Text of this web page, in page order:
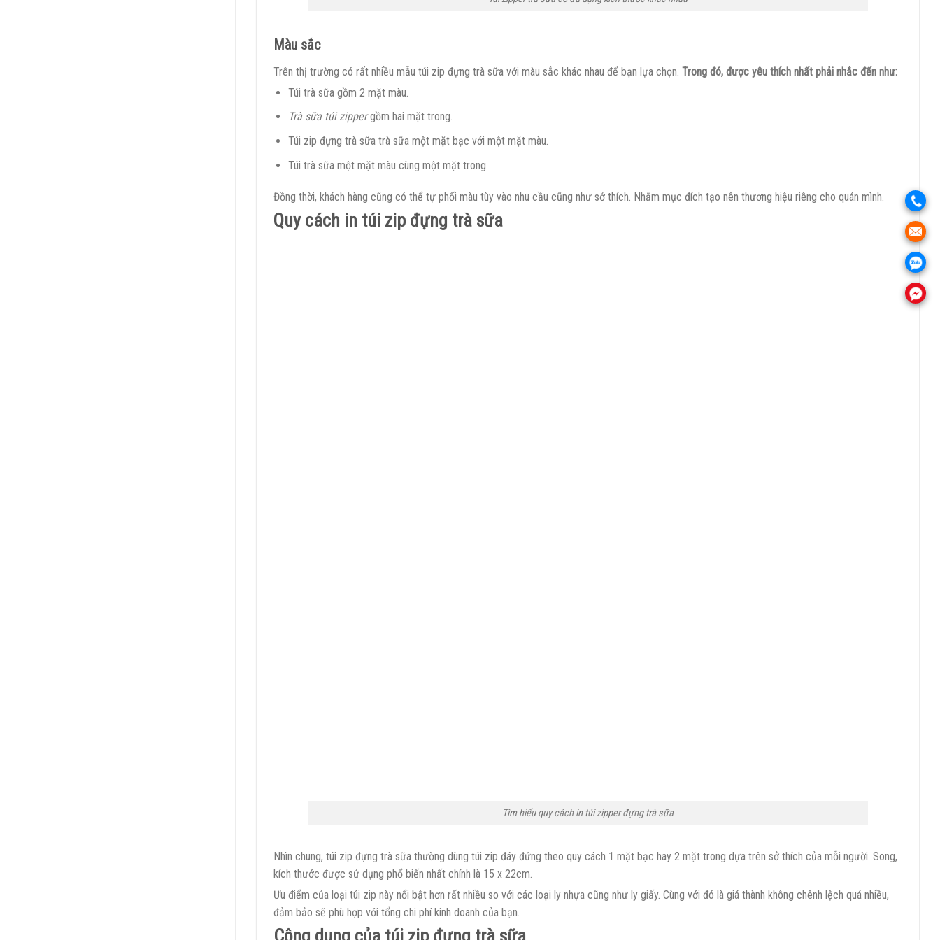
Màu sắc
Trên thị trường có rất nhiều mẫu túi zip đựng trà sữa với màu sắc khác nhau để bạn lựa chọn. Trong đó, được yêu thích nhất phải nhắc đến như:
Túi trà sữa gồm 2 mặt màu.
Trà sữa túi zippergồm hai mặt trong.
Túi zip đựng trà sữa trà sữa một mặt bạc với một mặt màu.
Túi trà sữa một mặt màu cùng một mặt trong.
Đồng thời, khách hàng cũng có thể tự phối màu tùy vào nhu cầu cũng như sở thích. Nhằm mục đích tạo nên thương hiệu riêng cho quán mình.
Quy cách in túi zip đựng trà sữa
Tìm hiểu quy cách in túi zipper đựng trà sữa
Nhìn chung, túi zip đựng trà sữa thường dùng túi zip đáy đứng theo quy cách 1 mặt bạc hay 2 mặt trong dựa trên sở thích của mỗi người. Song,
kích thước được sử dụng phổ biến nhất chính là 15 x 22cm.
Ưu điểm của loại túi zip này nổi bật hơn rất nhiều so với các loại ly nhựa cũng như ly giấy. Cùng với đó là giá thành không chênh lệch quá nhiều,
đảm bảo sẽ phù hợp với tổng chi phí kinh doanh của bạn.
Công dụng của túi zip đựng trà sữa
.
.
.
.